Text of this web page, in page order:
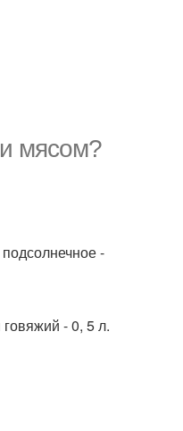
и мясом?
-
- 0, 5 л.